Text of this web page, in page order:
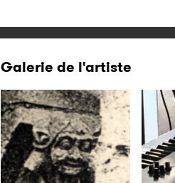
Galerie de l'artiste